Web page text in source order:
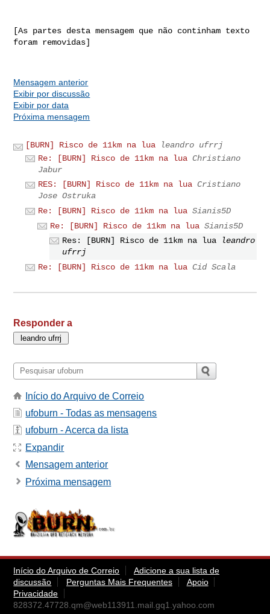
[As partes desta mensagem que não continham texto
foram removidas]
Mensagem anterior
Exibir por discussão
Exibir por data
Próxima mensagem
[BURN] Risco de 11km na lua
leandro ufrrj
Re: [BURN] Risco de 11km na lua Christiano
Jabur
RES: [BURN] Risco de 11km na lua Cristiano
Jose Ostruka
Re: [BURN] Risco de 11km na lua Sianis5D
Re: [BURN] Risco de 11km na lua Sianis5D
Res: [BURN] Risco de 11km na lua
leandro
ufrrj
Re: [BURN] Risco de 11km na lua Cid Scala
Responder a
Início do Arquivo de Correio
ufoburn - Todas as mensagens
ufoburn - Acerca da lista
Expandir
Mensagem anterior
Próxima mensagem
Início do Arquivo de Correio
Adicione a sua lista de
discussão
Perguntas Mais Frequentes
Apoio
Privacidade
828372.47728.qm@web113911.mail.gq1.yahoo.com